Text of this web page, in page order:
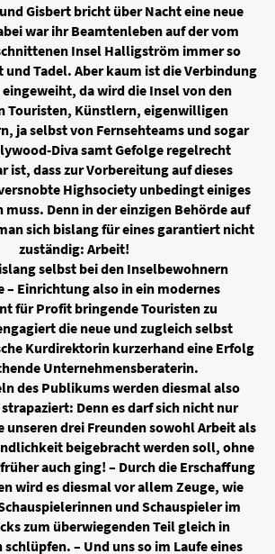
Gisbert bricht über Nacht eine neue
war ihr Beamtenleben auf der vom
Insel Halligström immer so
Tadel. Aber kaum ist die Verbindung
da wird die Insel von den
Touristen, Künstlern, eigenwilligen
ja selbst von Fernsehteams und sogar
Diva samt Gefolge regelrecht
ist, dass zur Vorbereitung auf dieses
Highsociety unbedingt einiges
Denn in der einzigen Behörde auf
sich bislang für eines garantiert nicht
zuständig: Arbeit!
selbst bei den Inselbewohnern
– Einrichtung also in ein modernes
für Profit bringende Touristen zu
die neue und zugleich selbst
Kurdirektorin kurzerhand eine Erfolg
Unternehmensberaterin.
des Publikums werden diesmal also
Denn es darf sich nicht nur
unseren drei Freunden sowohl Arbeit als
beigebracht werden soll, ohne
auch ging! – Durch die Erschaffung
wird es diesmal vor allem Zeuge, wie
und Schauspieler im
zum überwiegenden Teil gleich in
– Und uns so im Laufe eines